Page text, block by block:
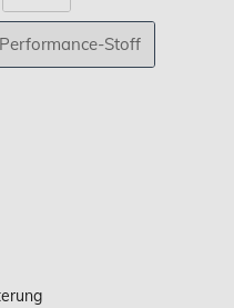
Performance-Stoff
Rückenkissen